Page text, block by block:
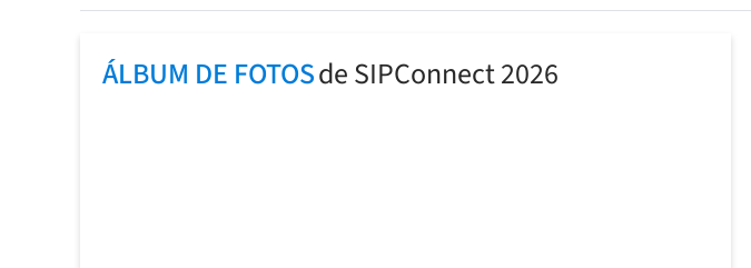
ÁLBUM DE FOTOSde SIPConnect 2026